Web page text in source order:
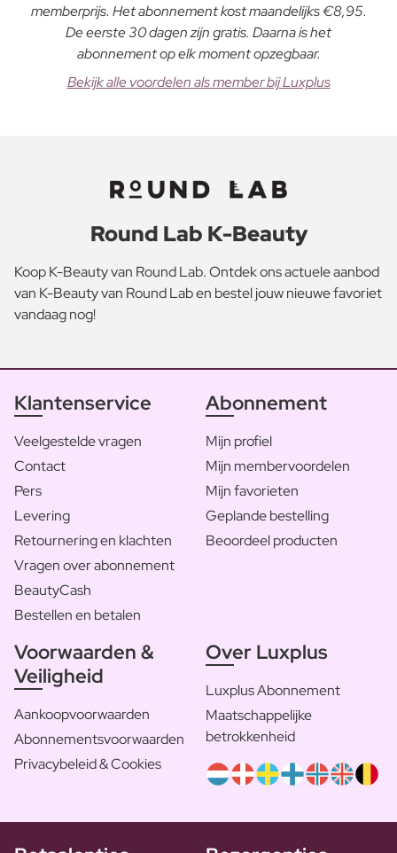
memberprijs. Het abonnement kost maandelijks €8,95.
De eerste 30 dagen zijn gratis. Daarna is het
abonnement op elk moment opzegbaar.
Bekijk alle voordelen als member bij Luxplus
Round Lab K-Beauty
Koop K-Beauty van Round Lab. Ontdek ons actuele aanbod
van K-Beauty van Round Lab en bestel jouw nieuwe favoriet
vandaag nog!
Klantenservice
Veelgestelde vragen
Contact
Pers
Levering
Retournering en klachten
Vragen over abonnement
BeautyCash
Bestellen en betalen
Abonnement
Mijn profiel
Mijn membervoordelen
Mijn favorieten
Geplande bestelling
Beoordeel producten
Voorwaarden &
Veiligheid
Aankoopvoorwaarden
Abonnementsvoorwaarden
Privacybeleid & Cookies
Over Luxplus
Luxplus Abonnement
Maatschappelijke
betrokkenheid